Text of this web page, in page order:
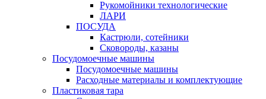
Рукомойники технологические
ЛАРИ
ПОСУДА
Кастрюли, сотейники
Сковороды, казаны
Посудомоечные машины
Посудомоечные машины
Расходные материалы и комплектующие
Пластиковая тара